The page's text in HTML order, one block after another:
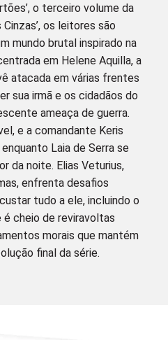
o terceiro volume da
Cinzas’, os leitores são
mundo brutal inspirado na
em Helene Aquilla, a
atacada em várias frentes
sua irmã e os cidadãos do
ameaça de guerra.
e a comandante Keris
Laia de Serra se
da noite. Elias Veturius,
enfrenta desafios
tudo a ele, incluindo o
é cheio de reviravoltas
morais que mantém
final da série.